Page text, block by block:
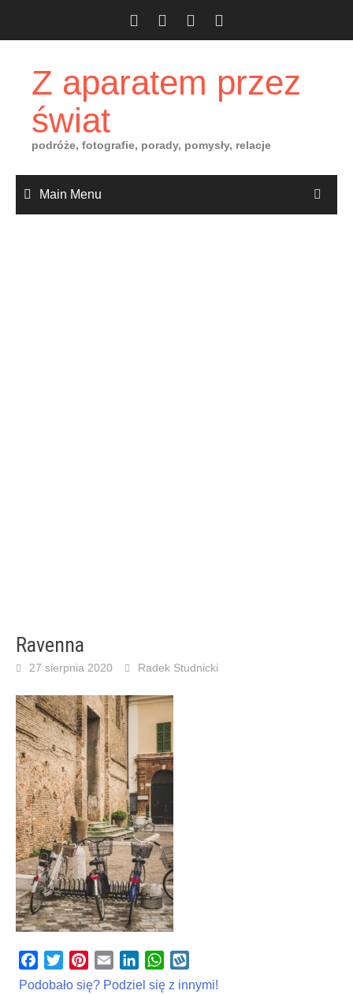
Z aparatem przez
świat
podróże, fotografie, porady, pomysły, relacje
Main Menu
Ravenna
27 sierpnia 2020 Radek Studnicki
Facebook
TwitterPinterest
Email LinkedInWhatsApp
Podobało się? Podziel się z innymi!